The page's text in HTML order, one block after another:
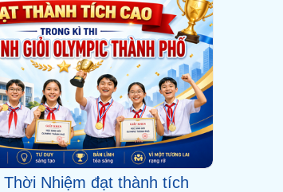
sinh tiếp theo lọt vào chung